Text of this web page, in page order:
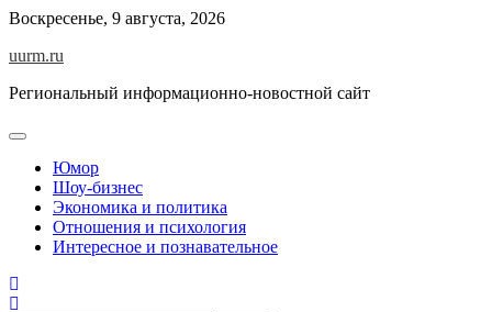
Skip
content
Воскресенье, 9 августа, 2026
uurm.ru
Региональный информационно-новостной сайт
Юмор
Шоу-бизнес
Экономика и политика
Отношения и психология
Интересное и познавательное